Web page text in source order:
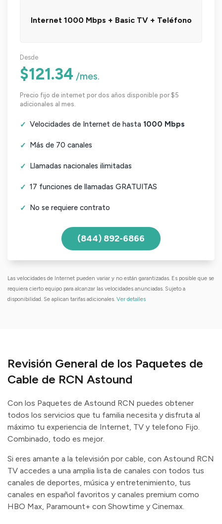
Internet 1000 Mbps + Basic TV + Teléfono
Desde
$121.34 /mes.
Precio fijo de internet por dos años disponible por $5
adicionales al mes.
Velocidades de Internet de hasta 1000 Mbps
Más de 70 canales
Llamadas nacionales ilimitadas
17 funciones de llamadas GRATUITAS
No se requiere contrato
(844) 892-6866
Las velocidades de Internet pueden variar y no están garantizadas. Es posible que se
requiera cierto equipo para alcanzar las velocidades anunciadas. Sujeto a
disponibilidad. Se aplican tarifas adicionales. Ver detalles
Revisión General de los Paquetes de
Cable de RCN Astound
Con los Paquetes de Astound RCN puedes obtener
todos los servicios que tu familia necesita y disfruta al
máximo tu experiencia de Internet, TV y telefono Fijo.
Combinado, todo es mejor.
Si eres amante a la televisión por cable, con Astound RCN
TV accedes a una amplia lista de canales con todos tus
canales de deportes, música y entretenimiento, tus
canales en español favoritos y canales premium como
HBO Max, Paramount+ con Showtime y Cinemax.